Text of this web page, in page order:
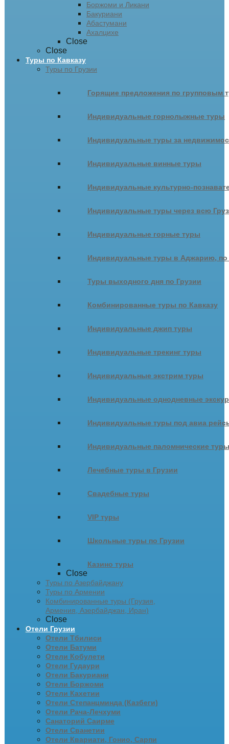
Боржоми и Ликани
Бакуриани
Абастумани
Ахалцихе
Close
Close
Туры по Кавказу
Туры по Грузии
Горящие предложения по групповым
Индивидуальные горнолыжные туры
Индивидуальные туры за
Индивидуальные винные туры
Индивидуальные культурно-
Индивидуальные туры через всю
Индивидуальные горные туры
Индивидуальные туры в Аджарию,
Туры выходного дня по Грузии
Комбинированные туры по Кавказу
Индивидуальные джип туры
Индивидуальные трекинг туры
Индивидуальные экстрим туры
Индивидуальные однодневные
Индивидуальные туры под авиа
Индивидуальные паломнические туры
Лечебные туры в Грузии
Свадебные туры
VIP туры
Школьные туры по Грузии
Казино туры
Close
Туры по Азербайджану
Туры по Армении
Комбинированные туры (Грузия,
Армения, Азербайджан, Иран)
Close
Отели Грузии
Отели Тбилиси
Отели Батуми
Отели Кобулети
Отели Гудаури
Отели Бакуриани
Отели Боржоми
Отели Кахетии
Отели Степанцминда (Казбеги)
Отели Рача-Лечхуми
Санаторий Саирме
Отели Сванетии
Отели Квариати, Гонио, Сарпи